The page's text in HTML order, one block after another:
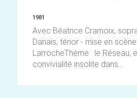
1981
Avec Béatrice Cramoix,
Danais, ténor - mise en
LarrocheThème : le Réseau,
convivialité insolite dans...